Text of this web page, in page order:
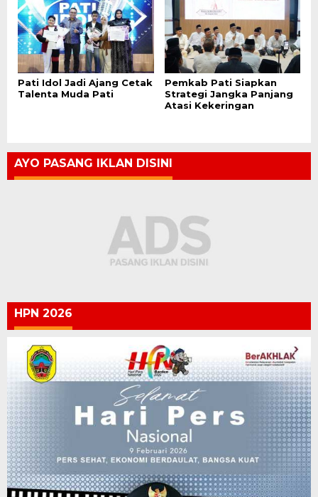
Pati Idol Jadi Ajang Cetak
Talenta Muda Pati
Pemkab Pati Siapkan
Strategi Jangka Panjang
Atasi Kekeringan
AYO PASANG IKLAN DISINI
HPN 2026